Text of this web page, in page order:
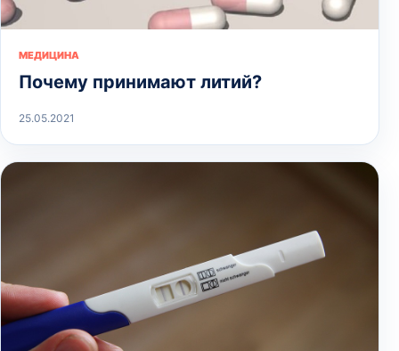
МЕДИЦИНА
Почему принимают литий?
25.05.2021